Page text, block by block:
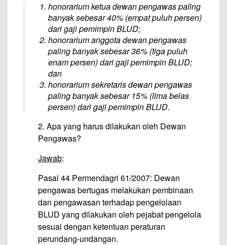
honorarium ketua dewan pengawas paling
banyak sebesar 40% (empat puluh persen)
dari gaji pemimpin BLUD;
honorarium anggota dewan pengawas
paling banyak sebesar 36% (tiga puluh
enam persen) dari gaji pemimpin BLUD;
dan
honorarium sekretaris dewan pengawas
paling banyak sebesar 15% (lima belas
persen) dari gaji pemimpin BLUD.
2. Apa yang harus dilakukan oleh Dewan
Pengawas?
Jawab:
Pasal 44 Permendagri 61/2007: Dewan
pengawas bertugas melakukan pembinaan
dan pengawasan terhadap pengelolaan
BLUD yang dilakukan oleh pejabat pengelola
sesuai dengan ketentuan peraturan
perundang-undangan.